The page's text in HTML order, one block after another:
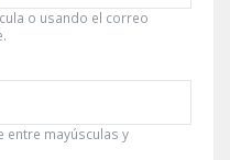
o usando el correo
entre mayúsculas y